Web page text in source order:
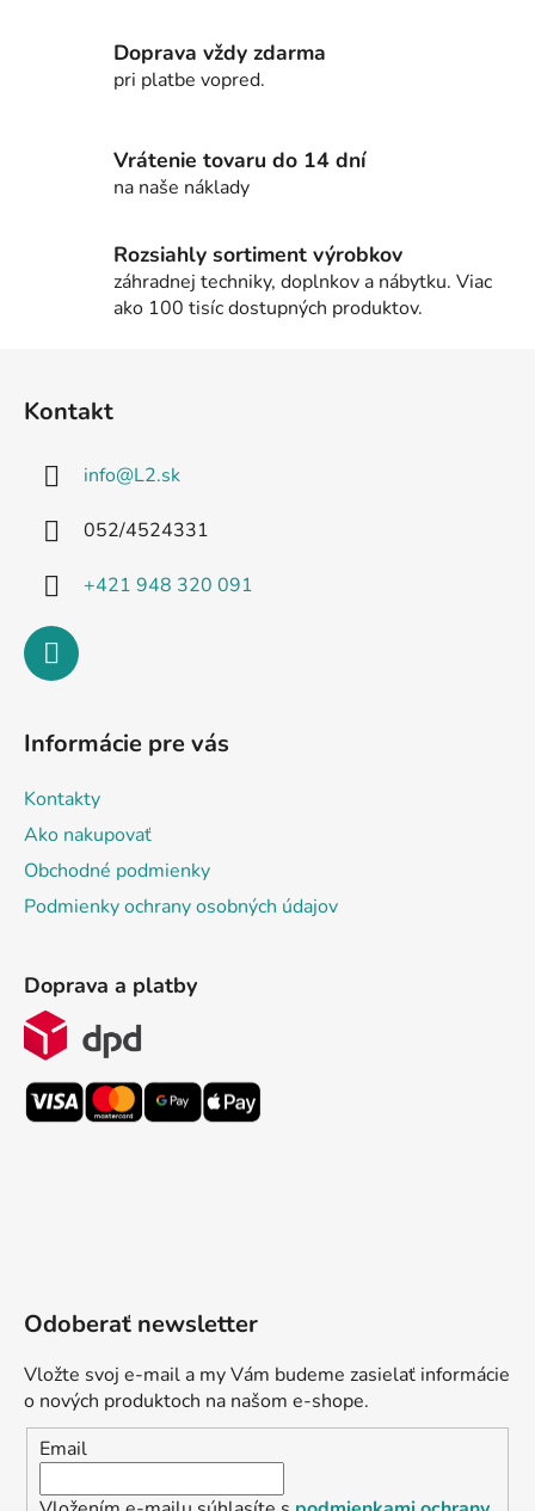
p
r
v
i
s
u
Doprava vždy zdarma
pri platbe vopred.
Vrátenie tovaru do 14 dní
na naše náklady
Rozsiahly sortiment výrobkov
záhradnej techniky, doplnkov a nábytku. Viac
ako 100 tisíc dostupných produktov.
Kontakt
info@L2.sk
052/4524331
+421 948 320 091
Informácie pre vás
Kontakty
Ako nakupovať
Obchodné podmienky
Podmienky ochrany osobných údajov
Doprava a platby
Odoberať newsletter
Vložte svoj e-mail a my Vám budeme zasielať informácie
o nových produktoch na našom e-shope.
Email